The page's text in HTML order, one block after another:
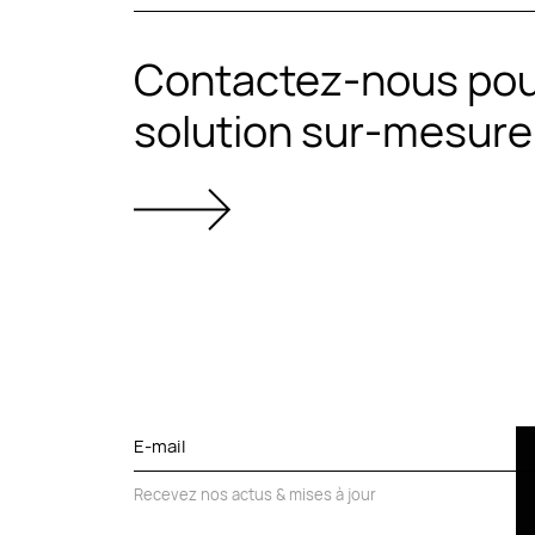
Contactez-nous
solution sur-mesure
E-mail
Recevez nos actus & mises à jour